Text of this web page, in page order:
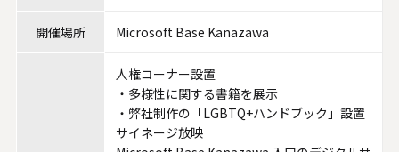
開催場所 Microsoft Base Kanazawa
人権コーナー設置
・多様性に関する書籍を展示
・弊社制作の「LGBTQ+ハンドブック」設置
サイネージ放映